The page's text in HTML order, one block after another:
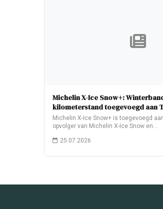
Michelin X-Ice Snow+:
kilometerstand toegevoegd aan
Michelin X-Ice Snow+ is toegevoegd
opvolger van Michelin X-Ice Snow en…
25.07.2026